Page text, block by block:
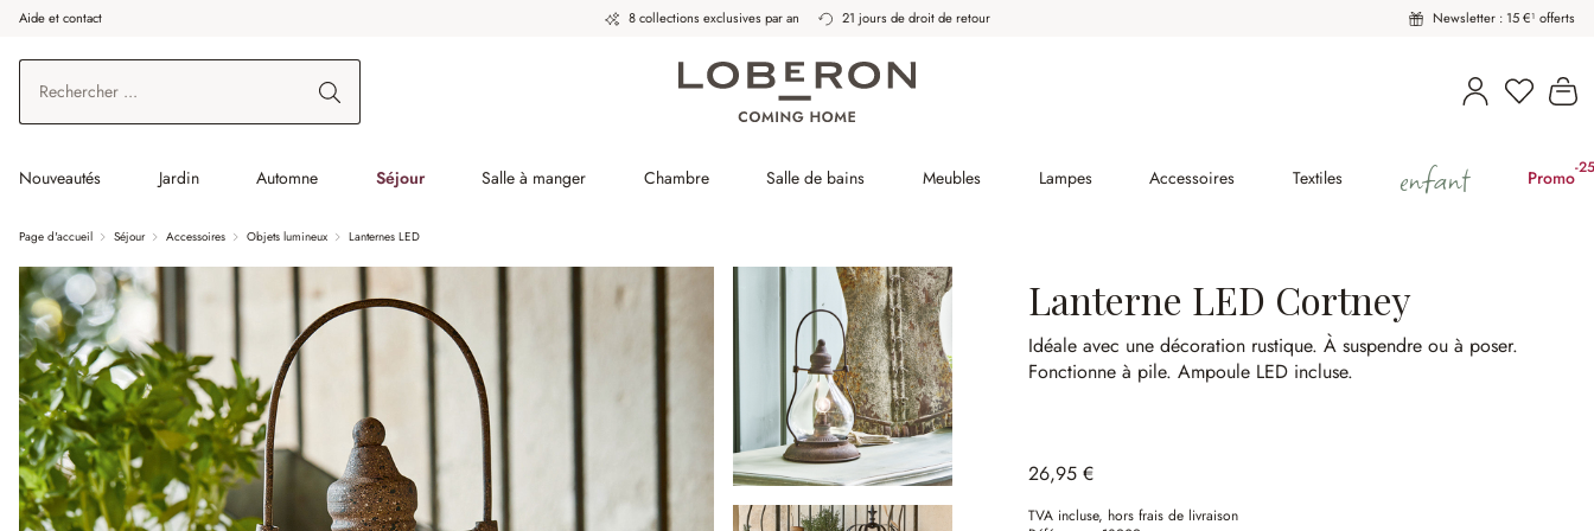
au contenu principal
Aller à la recherche
Aller à la navigation principale
Aide et contact 8 collections exclusives par an 21 jours de droit de retour Newsletter : 15 €¹ offerts
Vous
Nouveautés Jardin Automne Séjour Salle à manger Chambre Salle de bains Meubles Lampes Accessoires Textiles enfant Promo-
Page d'accueil Séjour Accessoires Objets lumineux Lanternes LED
Lanterne LED Cortney
Idéale avec une décoration rustique.À suspendre ou à poser.
Fonctionne à pile.Ampoule LED incluse.
26,95 €
TVA incluse, hors frais de livraison